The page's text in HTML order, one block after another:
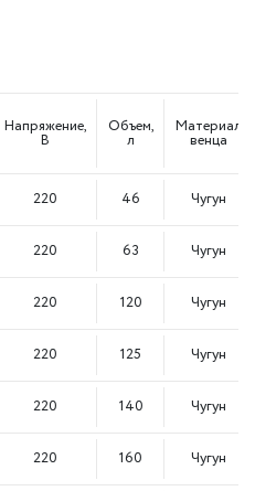
Напряжение,
В
Объем,
л
Материал
венца
220 46 Чугун
220 63 Чугун
220 120 Чугун
220 125 Чугун
220 140 Чугун
220 160 Чугун